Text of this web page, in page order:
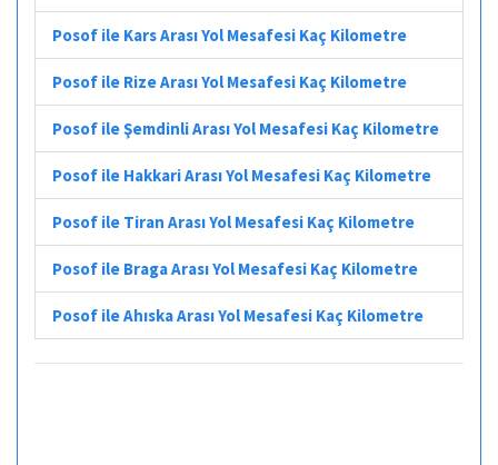
Posof ile Kars Arası Yol Mesafesi Kaç Kilometre
Posof ile Rize Arası Yol Mesafesi Kaç Kilometre
Posof ile Şemdinli Arası Yol Mesafesi Kaç Kilometre
Posof ile Hakkari Arası Yol Mesafesi Kaç Kilometre
Posof ile Tiran Arası Yol Mesafesi Kaç Kilometre
Posof ile Braga Arası Yol Mesafesi Kaç Kilometre
Posof ile Ahıska Arası Yol Mesafesi Kaç Kilometre